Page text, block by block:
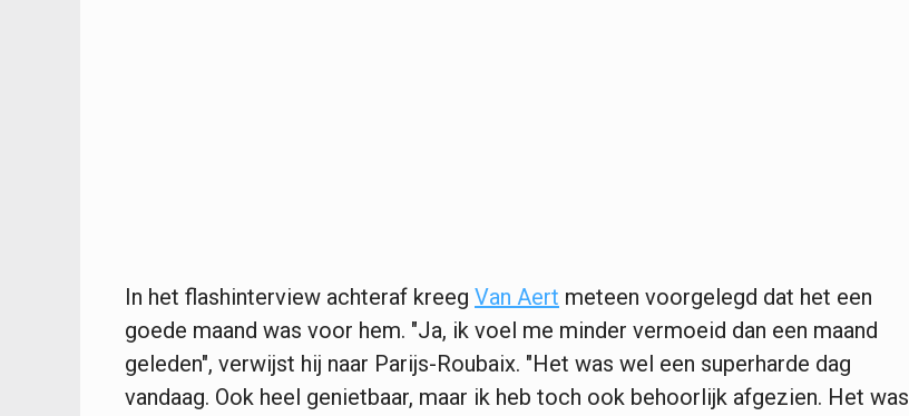
In het flashinterview achteraf kreeg Van Aert meteen voorgelegd dat het een
goede maand was voor hem. "Ja, ik voel me minder vermoeid dan een maand
geleden", verwijst hij naar Parijs-Roubaix. "Het was wel een superharde dag
vandaag. Ook heel genietbaar, maar ik heb toch ook behoorlijk afgezien. Het was